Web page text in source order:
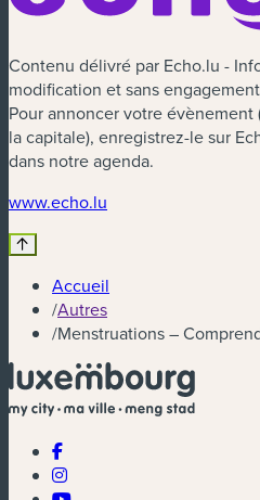
Contenu délivré par Echo.lu -
modification et sans
Pour annoncer votre
la capitale), enregistrez-le sur
dans notre agenda.
www.echo.lu
Accueil
/Autres
/Menstruations –